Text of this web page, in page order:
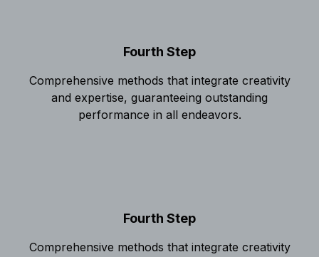
Fourth Step
Comprehensive methods that integrate creativity
and expertise, guaranteeing outstanding
performance in all endeavors.
Fourth Step
Comprehensive methods that integrate creativity